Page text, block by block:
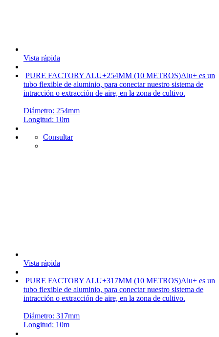
Vista rápida
PURE FACTORY ALU+254MM (10 METROS)Alu+ es un
tubo flexible de aluminio, para conectar nuestro sistema de
intracción o extracción de aire, en la zona de cultivo.
Diámetro: 254mm
Longitud: 10m
Consultar
Vista rápida
PURE FACTORY ALU+317MM (10 METROS)Alu+ es un
tubo flexible de aluminio, para conectar nuestro sistema de
intracción o extracción de aire, en la zona de cultivo.
Diámetro: 317mm
Longitud: 10m